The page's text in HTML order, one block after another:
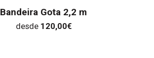
Bandeira Gota 2,2 m
desde 120,00€